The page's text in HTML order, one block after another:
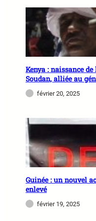
Kenya : naissance
Soudan, alliée au
février 20, 2025
Guinée : un nouvel
enlevé
février 19, 2025